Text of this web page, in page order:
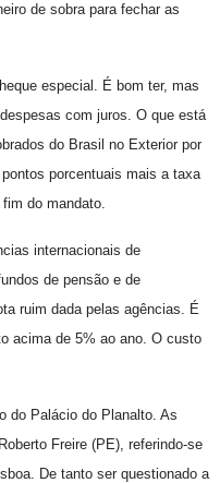
de sobra para fechar as
especial. É bom ter, mas
com juros. O que está
do Brasil no Exterior por
porcentuais mais a taxa
do mandato.
internacionais de
de pensão e de
ruim dada pelas agências. É
acima de 5% ao ano. O custo
do Palácio do Planalto. As
Freire (PE), referindo-se
De tanto ser questionado a